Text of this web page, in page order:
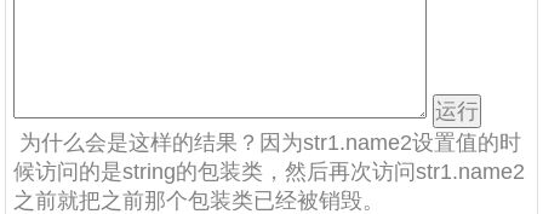
为什么会是这样的结果？因为str1.name2设置值的时
候访问的是string的包装类，然后再次访问str1.name2
之前就把之前那个包装类已经被销毁。